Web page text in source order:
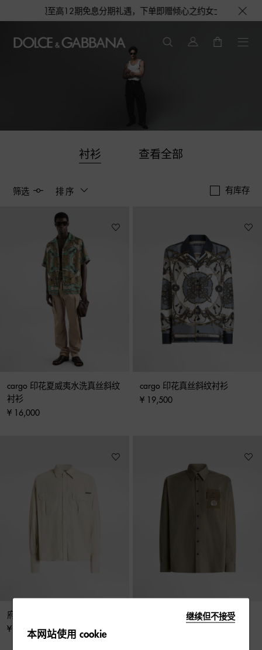
花呗至高12期免息分期礼遇，下单即赠倾心之约女士香水随行装
衬衫 查看全部
筛选 排序 有库存
cargo 印花夏威夷水洗真丝斜纹
衬衫
¥ 16,000
cargo 印花真丝斜纹衬衫
¥ 19,500
府绸衬衫
¥ 8,300
弹力府绸衬衫继续但不接受
本网站使用 cookie